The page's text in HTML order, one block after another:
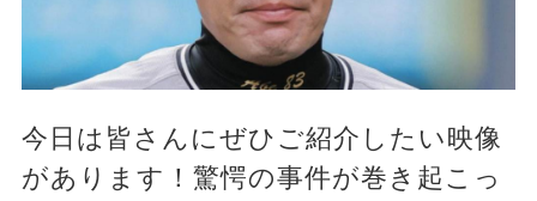
今日は皆さんにぜひご紹介したい映像
があります！驚愕の事件が巻き起こっ